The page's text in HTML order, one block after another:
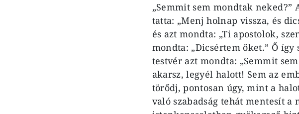
„Semmit sem mondtak
tatta: „Menj holnap vissza, és
és azt mondta: „Ti aposto­lok,
mondta: „Dicsér­tem őket.” Ő
test­vér azt mondta: „Semmit
akarsz, legyél halott! Sem az
törődj, pontosan úgy, mint a
való szabadság tehát mentesít